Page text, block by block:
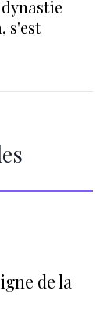
s'est
de la